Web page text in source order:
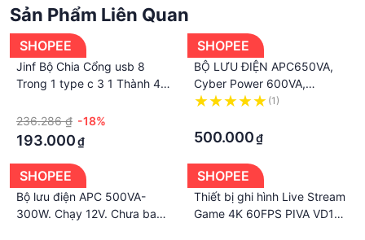
Sản Phẩm Liên Quan
SHOPEE
Jinf Bộ Chia Cổng usb 8
Trong 1 type c 3 1 Thành 4k
rj45 Cho macbook notebook
Máy Tính
236.286 ₫ -18%
193.000₫
SHOPEE
BỘ LƯU ĐIỆN APC650VA,
Cyber Power 600VA,
Maruson 600VA. ĐÃ BAO
(1)
500.000₫
SHOPEE
Bộ lưu điện APC 500VA-
300W. Chạy 12V. Chưa bao
SHOPEE
Thiết bị ghi hình Live Stream
Game 4K 60FPS PIVA VD10